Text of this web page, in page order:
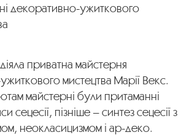
декоративно-ужиткового
приватна майстерня
мистецтва Марії Векс.
майстерні були притаманні
сецесії, пізніше – синтез сецесії з
неокласицизмом і ар-деко.